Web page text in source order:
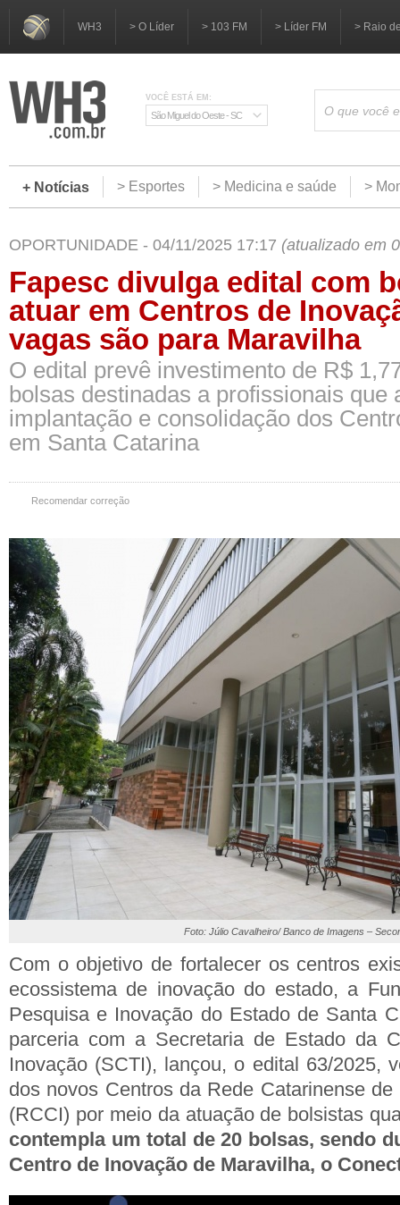
WH3 > O Líder > 103 FM > Líder FM > Raio
VOCÊ ESTÁ EM:
São Miguel do Oeste - SC
+ Notícias > Esportes > Medicina e saúde >
OPORTUNIDADE - 04/11/2025 17:17 (atualizado em
Fapesc divulga edital com
atuar em Centros de
vagas são para Maravilha
O edital prevê investimento de R$
bolsas destinadas a profissionais que
implantação e consolidação dos
em Santa Catarina
Recomendar correção
Foto: Júlio Cavalheiro/ Banco de Imagens –
Com o objetivo de fortalecer os centros
ecossistema de inovação do estado, a
Pesquisa e Inovação do Estado de Santa
parceria com a Secretaria de Estado da
Inovação (SCTI), lançou, o edital 63/2025,
dos novos Centros da Rede Catarinense
(RCCI) por meio da atuação de bolsistas
contempla um total de 20 bolsas, sendo
Centro de Inovação de Maravilha, o